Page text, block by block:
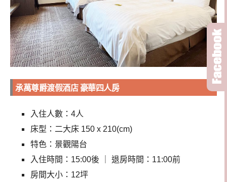
承萬尊爵渡假酒店 豪華四人房
入住人數：4人
床型：二大床 150 x 210(cm)
特色：景觀陽台
入住時間：15:00後 ｜ 退房時間：11:00前
房間大小：12坪